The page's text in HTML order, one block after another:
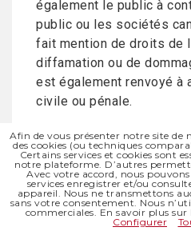
également le public à
public ou les sociétés
fait mention de droits de
diffamation ou de
est également renvoyé à
civile ou pénale.
En 2025, l’Organe de
nouvelles réclamations
émissions auxquelles il
émissions comprises
programmes visés par 5
Afin de vous présenter notre site
des cookies (ou techniques
Certains services et cookies sont
notre plateforme. D’autres
Avec votre accord, nous
services enregistrer et/ou
appareil. Nous ne transmettons
sans votre consentement. Nous
commerciales. En savoir plus sur
Configurer